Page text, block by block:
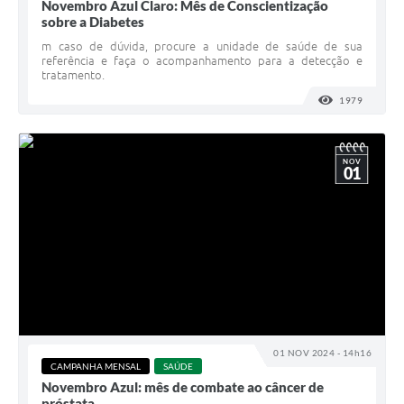
Novembro Azul Claro: Mês de Conscientização
sobre a Diabetes
m caso de dúvida, procure a unidade de saúde de sua
referência e faça o acompanhamento para a detecção e
tratamento.
1979
01 NOV 2024 - 14h16
NOV
01
CAMPANHA MENSAL SAÚDE
Novembro Azul: mês de combate ao câncer de